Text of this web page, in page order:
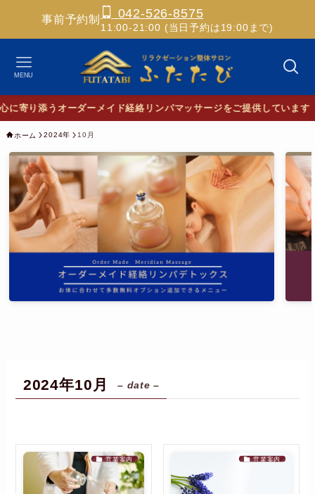
事前予約制 042-526-8575
11:00-21:00 (当日予約は19:00まで)
MENU
ホーム 2024年 10月
2024年10月 – date –
営業案内 営業案内